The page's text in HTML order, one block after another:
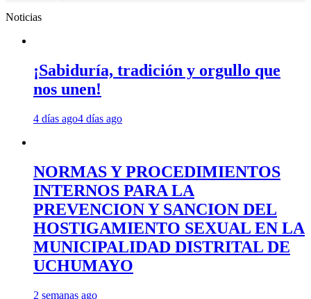
Noticias
¡Sabiduría, tradición y orgullo que
nos unen!
4 días ago4 días ago
NORMAS Y PROCEDIMIENTOS
INTERNOS PARA LA
PREVENCION Y SANCION DEL
HOSTIGAMIENTO SEXUAL EN LA
MUNICIPALIDAD DISTRITAL DE
UCHUMAYO
2 semanas ago